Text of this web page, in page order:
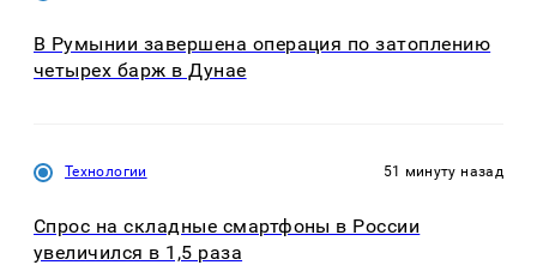
В Румынии завершена операция по затоплению
четырех барж в Дунае
Технологии 51 минуту назад
Спрос на складные смартфоны в России
увеличился в 1,5 раза